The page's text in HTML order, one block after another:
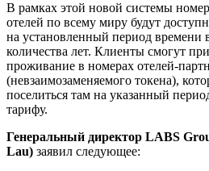
В рамках этой новой системы
отелей по всему миру будут
на установленный период времени
количества лет. Клиенты смогут
проживание в номерах отелей-
(невзаимозаменяемого токена),
поселиться там на указанный
тарифу.
Генеральный директор LABS
Lau) заявил следующее: